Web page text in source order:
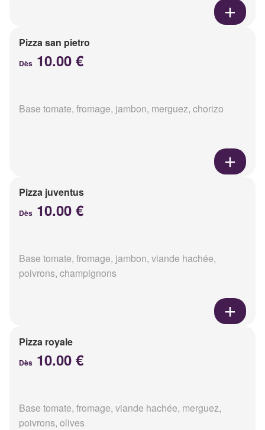
Pizza san pietro
Dès 10.00 €
Base tomate, fromage, jambon, merguez, chorizo
Pizza juventus
Dès 10.00 €
Base tomate, fromage, jambon, viande hachée,
poivrons, champignons
Pizza royale
Dès 10.00 €
Base tomate, fromage, viande hachée, merguez,
poivrons, olives